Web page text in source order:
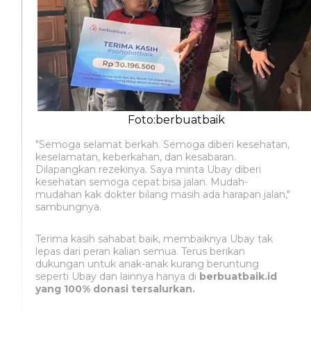
Foto:berbuatbaik
"Semoga selamat berkah. Semoga diberi kesehatan,
keselamatan, keberkahan, dan kesabaran.
Dilapangkan rezekinya. Saya minta Ubay diberi
kesehatan semoga cepat bisa jalan. Mudah-
mudahan kak dokter bilang masih ada harapan jalan,"
sambungnya.
Terima kasih sahabat baik, membaiknya Ubay tak
lepas dari peran kalian semua. Terus berikan
dukungan untuk anak-anak kurang beruntung
seperti Ubay dan lainnya hanya di berbuatbaik.id
yang 100% donasi tersalurkan.